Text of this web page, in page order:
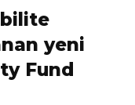
yeni
Fund